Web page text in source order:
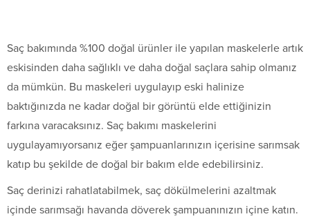
Saç bakımında %100 doğal ürünler ile yapılan maskelerle artık
eskisinden daha sağlıklı ve daha doğal saçlara sahip olmanız
da mümkün. Bu maskeleri uygulayıp eski halinize
baktığınızda ne kadar doğal bir görüntü elde ettiğinizin
farkına varacaksınız. Saç bakımı maskelerini
uygulayamıyorsanız eğer şampuanlarınızın içerisine sarımsak
katıp bu şekilde de doğal bir bakım elde edebilirsiniz.
Saç derinizi rahatlatabilmek, saç dökülmelerini azaltmak
içinde sarımsağı havanda döverek şampuanınızın içine katın.